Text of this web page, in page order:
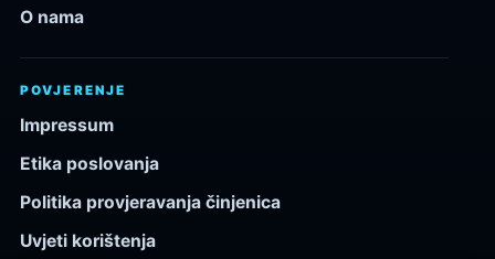
O nama
POVJERENJE
Impressum
Etika poslovanja
Politika provjeravanja činjenica
Uvjeti korištenja